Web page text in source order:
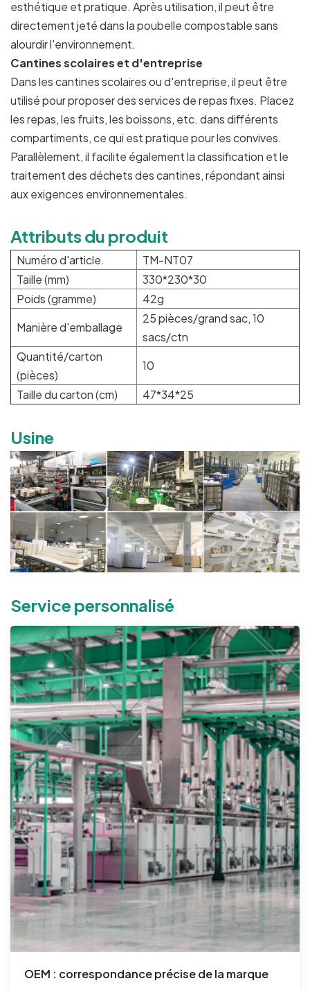
esthétique et pratique. Après utilisation, il peut être
directement jeté dans la poubelle compostable sans
alourdir l'environnement.
Cantines scolaires et d'entreprise
Dans les cantines scolaires ou d'entreprise, il peut être
utilisé pour proposer des services de repas fixes. Placez
les repas, les fruits, les boissons, etc. dans différents
compartiments, ce qui est pratique pour les convives.
Parallèlement, il facilite également la classification et le
traitement des déchets des cantines, répondant ainsi
aux exigences environnementales.
Attributs du produit
Numéro d'article.
TM-NT07
Taille (mm)
330*230*30
Poids (gramme)
42g
Manière d'emballage
25 pièces/grand sac, 10
sacs/ctn
Quantité/carton
(pièces)
10
Taille du carton (cm)
47*34*25
Usine
Service personnalisé
OEM : correspondance précise de la marque